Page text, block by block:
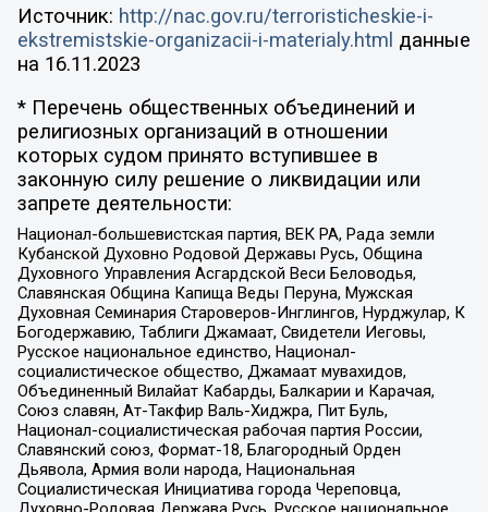
Источник: http://nac.gov.ru/terroristicheskie-i-
ekstremistskie-organizacii-i-materialy.html данные
на 16.11.2023
* Перечень общественных объединений и
религиозных организаций в отношении
которых судом принято вступившее в
законную силу решение о ликвидации или
запрете деятельности:
Национал-большевистская партия, ВЕК РА, Рада земли
Кубанской Духовно Родовой Державы Русь, Община
Духовного Управления Асгардской Веси Беловодья,
Славянская Община Капища Веды Перуна, Мужская
Духовная Семинария Староверов-Инглингов, Нурджулар, К
Богодержавию, Таблиги Джамаат, Свидетели Иеговы,
Русское национальное единство, Национал-
социалистическое общество, Джамаат мувахидов,
Объединенный Вилайат Кабарды, Балкарии и Карачая,
Союз славян, Ат-Такфир Валь-Хиджра, Пит Буль,
Национал-социалистическая рабочая партия России,
Славянский союз, Формат-18, Благородный Орден
Дьявола, Армия воли народа, Национальная
Социалистическая Инициатива города Череповца,